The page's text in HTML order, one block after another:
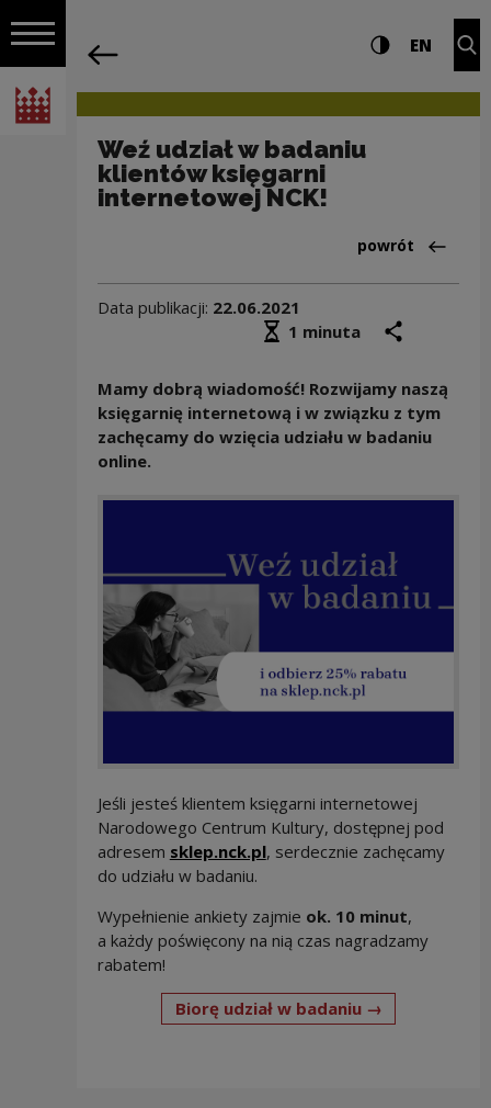
Włącz nawigację
Narodowe Centrum Kultury
Nawigacja Ustawienia i Wysoki
EN
Weź udział w badaniu
klientów księgarni
internetowej NCK!
Powrót
powrót
Data publikacji: 22.06.2021
Średni czas czytania
1 minuta
Mamy dobrą wiadomość! Rozwijamy naszą
księgarnię internetową i w związku z tym
zachęcamy do wzięcia udziału w badaniu
online.
Jeśli jesteś klientem księgarni internetowej
Narodowego Centrum Kultury, dostępnej pod
adresem sklep.nck.plUwaga, link zostanie
, serdecznie zachęcamy
do udziału w badaniu.
Wypełnienie ankiety zajmie ok. 10 minut,
a każdy poświęcony na nią czas nagradzamy
rabatem!
Biorę udział w badaniu →Uwaga, link